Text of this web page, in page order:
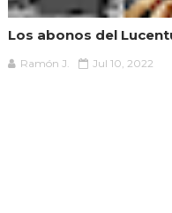
Los abonos del
Ramón J. Jul 10, 2022